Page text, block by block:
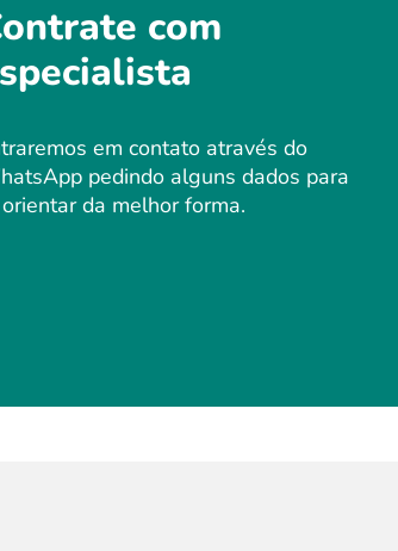
com
em contato através do
pedindo alguns dados para
da melhor forma.